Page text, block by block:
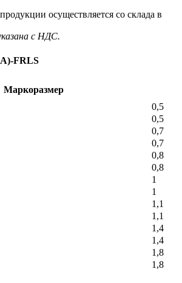
осуществляется со склада в
с НДС.
FRLS
Маркоразмер
0,5
0,5
0,7
0,7
0,8
0,8
1
1
1,1
1,1
1,4
1,4
1,8
1,8